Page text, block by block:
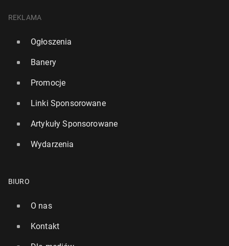
REKLAMA
Ogłoszenia
Banery
Promocje
Linki Sponsorowane
Artykuły Sponsorowane
Wydarzenia
BIURO
O nas
Kontakt